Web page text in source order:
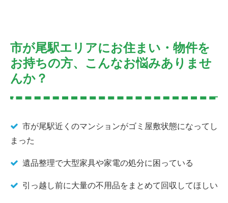
市が尾駅エリアにお住まい・物件を
お持ちの方、こんなお悩みありませ
んか？
市が尾駅近くのマンションがゴミ屋敷状態になってし
まった
遺品整理で大型家具や家電の処分に困っている
引っ越し前に大量の不用品をまとめて回収してほしい